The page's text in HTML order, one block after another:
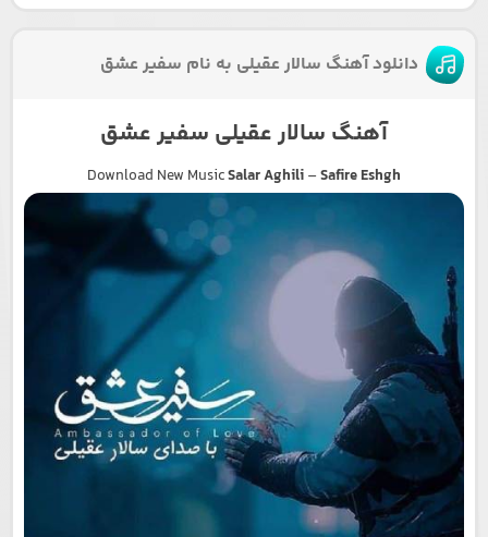
دانلود آهنگ سالار عقیلی به نام سفیر عشق
آهنگ سالار عقیلی سفیر عشق
Download New MusicSalar Aghili–Safire Eshgh